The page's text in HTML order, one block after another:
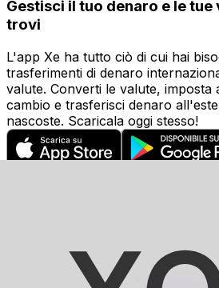
Gestisci il tuo denaro e le
trovi
L'app Xe ha tutto ciò di cui hai
trasferimenti di denaro
valute. Converti le valute, imposta
cambio e trasferisci denaro
nascoste. Scaricala oggi stesso!